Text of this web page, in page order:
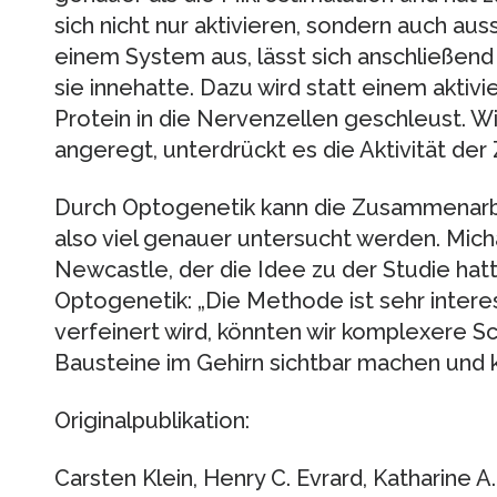
sich nicht nur aktivieren, sondern auch
einem System aus, lässt sich
sie innehatte. Dazu wird statt einem
Protein in die Nervenzellen geschleust.
angeregt, unterdrückt es die Aktivität der
Durch Optogenetik kann die
also viel genauer untersucht werden.
Newcastle, der die Idee zu der Studie
Optogenetik: „Die Methode ist sehr
verfeinert wird, könnten wir komplexere
Bausteine im Gehirn sichtbar machen und
Originalpublikation:
Carsten Klein, Henry C. Evrard, Katharine